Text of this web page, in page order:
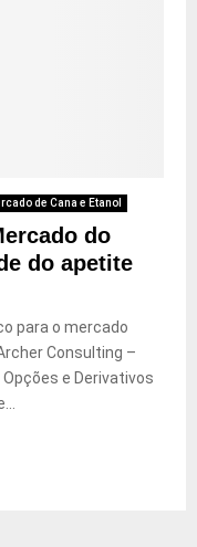
de Cana e Etanol
do
do apetite
para o mercado
Consulting –
e Derivativos